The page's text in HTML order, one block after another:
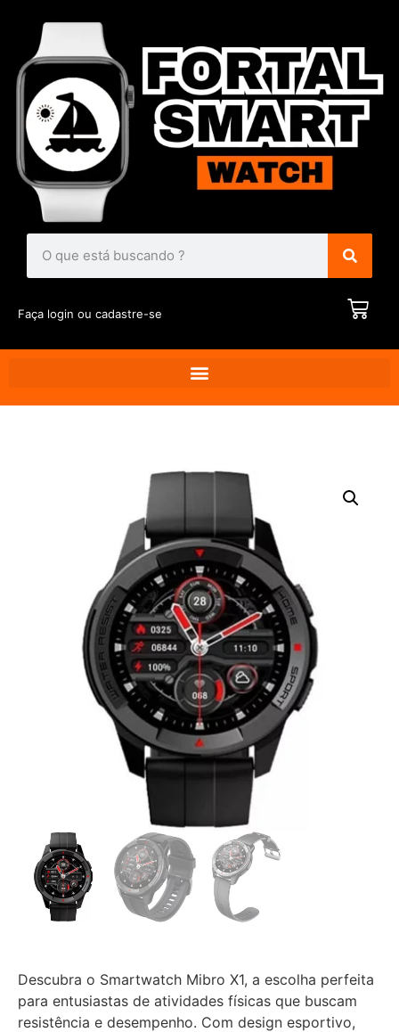
Faça login ou cadastre-se
Descubra o Smartwatch Mibro X1, a escolha perfeita
para entusiastas de atividades físicas que buscam
resistência e desempenho. Com design esportivo,